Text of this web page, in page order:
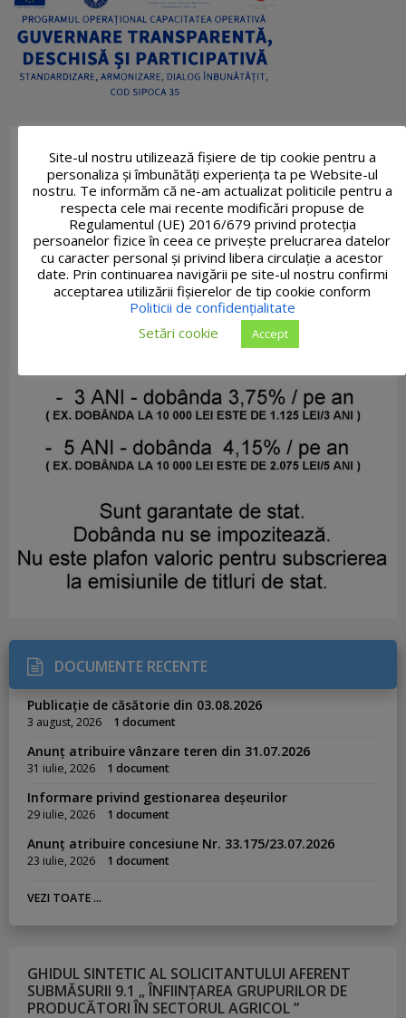
DOCUMENTE RECENTE
Publicație de căsătorie din 03.08.2026
3 august, 2026 1 document
Anunț atribuire vânzare teren din 31.07.2026
31 iulie, 2026 1 document
Informare privind gestionarea deșeurilor
29 iulie, 2026 1 document
Anunț atribuire concesiune Nr. 33.175/23.07.2026
23 iulie, 2026 1 document
VEZI TOATE ...
GHIDUL SINTETIC AL SOLICITANTULUI AFERENT
SUBMĂSURII 9.1 „ ÎNFIINȚAREA GRUPURILOR DE
PRODUCĂTORI ÎN SECTORUL AGRICOL ”
Site-ul nostru utilizează fişiere de tip cookie pentru a
personaliza și îmbunătăți experiența ta pe Website-ul
nostru. Te informăm că ne-am actualizat politicile pentru a
respecta cele mai recente modificări propuse de
Regulamentul (UE) 2016/679 privind protecția
persoanelor fizice în ceea ce privește prelucrarea datelor
cu caracter personal și privind libera circulație a acestor
date. Prin continuarea navigării pe site-ul nostru confirmi
acceptarea utilizării fişierelor de tip cookie conform
Politicii de confidențialitate
Setări cookie
Accept